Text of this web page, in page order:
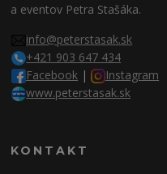
a eventov Petra Stašáka.
info@peterstasak.sk
+421 903 647 434
Facebook |
Instagram
www.peterstasak.sk
KONTAKT